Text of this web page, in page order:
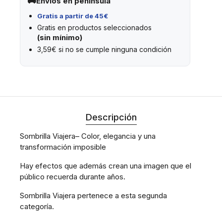
Gratis a partir de 45€
Gratis en productos seleccionados
(sin mínimo)
3,59€ si no se cumple ninguna condición
Descripción
Sombrilla Viajera– Color, elegancia y una
transformación imposible
Hay efectos que además crean una imagen que el
público recuerda durante años.
Sombrilla Viajera pertenece a esta segunda
categoría.